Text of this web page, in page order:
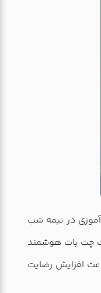
آموزی در نیمه شب
چت بات هوشمند
افزایش رضایت